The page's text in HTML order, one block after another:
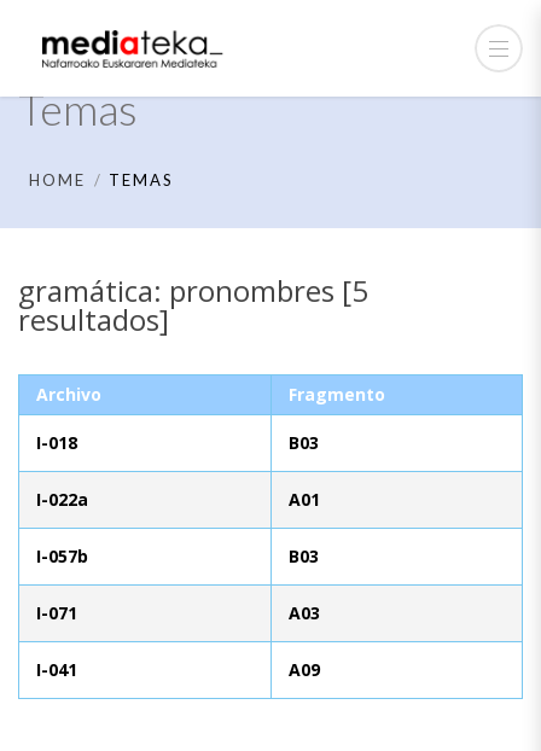
Temas
HOME TEMAS
gramática: pronombres [5
resultados]
Archivo Fragmento
I-018 B03
I-022a A01
I-057b B03
I-071 A03
I-041 A09